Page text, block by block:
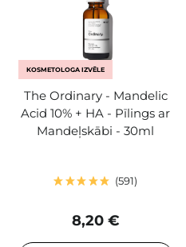
KOSMETOLOGA IZVĒLE
The Ordinary - Mandelic
Acid 10% + HA - Pīlings ar
Mandeļskābi - 30ml
591
8,20 €